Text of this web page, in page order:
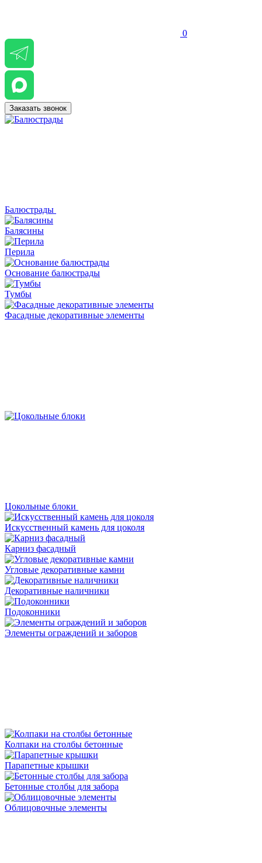
0
Заказать звонок
Балюстрады
Балясины
Перила
Основание балюстрады
Тумбы
Фасадные декоративные элементы
Цокольные блоки
Искусственный камень для цоколя
Карниз фасадный
Угловые декоративные камни
Декоративные наличники
Подоконники
Элементы ограждений и заборов
Колпаки на столбы бетонные
Парапетные крышки
Бетонные столбы для забора
Облицовочные элементы